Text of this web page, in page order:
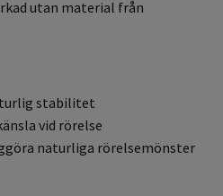
utan material från
stabilitet
vid rörelse
naturliga rörelsemönster